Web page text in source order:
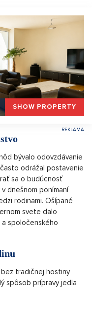
SHOW PROPERTY
bývalo odovzdávanie
odrážal postavenie
sa o budúcnosť
dnešnom ponímaní
rodinami. Ošípané
svete dalo
spoločenského
tradičnej hostiny
spôsob prípravy jedla